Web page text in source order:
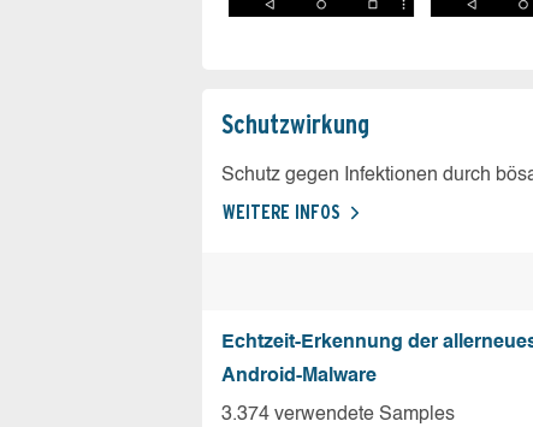
Schutz­wirkung
Schutz gegen Infektionen durch
WEITERE INFOS
Echtzeit-Erkennung der
Android-Malware
3.374 verwendete Samples